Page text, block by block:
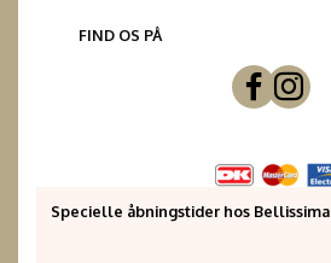
FIND OS PÅ
Specielle åbningstider hos Bellissima